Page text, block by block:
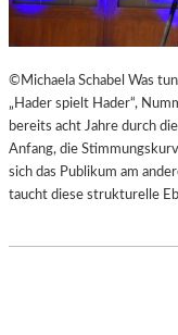
©Michaela Schabel Was
„Hader spielt Hader“,
bereits acht Jahre durch
Anfang, die
sich das Publikum am
taucht diese strukturelle